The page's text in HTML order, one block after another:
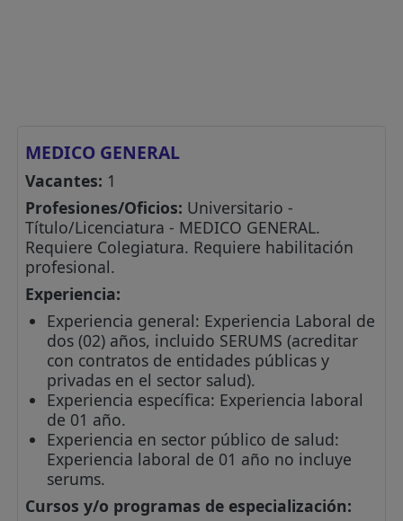
MEDICO GENERAL
Vacantes: 1
Profesiones/Oficios: Universitario -
Título/Licenciatura - MEDICO GENERAL.
Requiere Colegiatura. Requiere habilitación
profesional.
Experiencia:
Experiencia general: Experiencia Laboral de
dos (02) años, incluido SERUMS (acreditar
con contratos de entidades públicas y
privadas en el sector salud).
Experiencia específica: Experiencia laboral
de 01 año.
Experiencia en sector público de salud:
Experiencia laboral de 01 año no incluye
serums.
Cursos y/o programas de especialización: